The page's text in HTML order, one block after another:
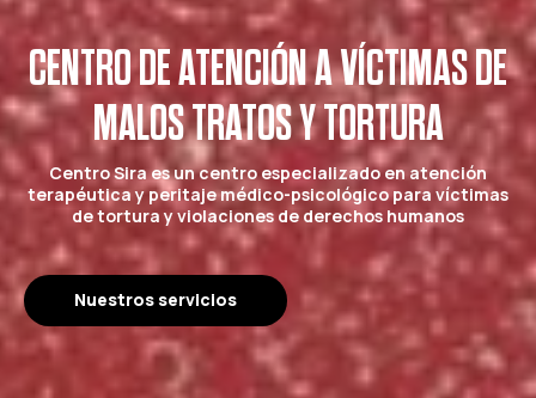
CENTRO DE ATENCIÓN A VÍCTIMAS DE
MALOS TRATOS Y TORTURA
Centro Sira es un centro especializado en atención
terapéutica y peritaje médico-psicológico para víctimas
de tortura y violaciones de derechos humanos
Nuestros servicios